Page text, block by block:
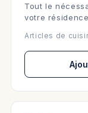
Tout le
votre
Articles de